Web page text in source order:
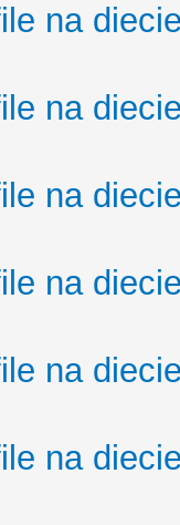
na
na
na
na
na
na